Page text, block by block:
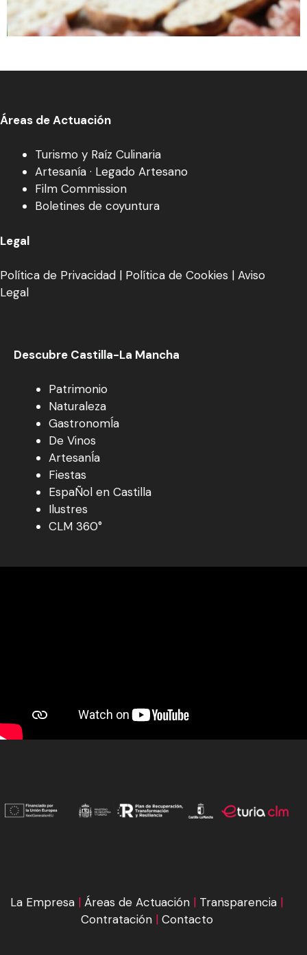
Áreas de Actuación
Turismo y Raíz Culinaria
Artesanía · Legado Artesano
Film Commission
Boletines de coyuntura
Legal
Política de Privacidad | Política de Cookies | Aviso
Legal
Descubre Castilla-La Mancha
Patrimonio
Naturaleza
GastronomÍa
De Vinos
ArtesanÍa
Fiestas
EspaÑol en Castilla
Ilustres
CLM 360°
La Empresa | Áreas de Actuación | Transparencia |
Contratación| Contacto